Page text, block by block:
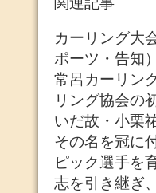
カーリング大
ポーツ・告知
常呂カーリン
リング協会の
いだ故・小栗
その名を冠に
ピック選手を
志を引き継ぎ